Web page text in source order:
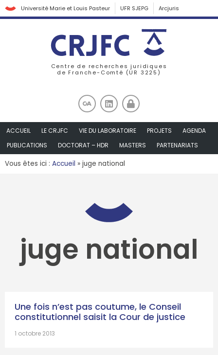
Université Marie et Louis Pasteur UFR SJEPG Arcjuris
Centre de recherches juridiques
de Franche-Comté (UR 3225)
ACCUEIL LE CRJFC VIE DU LABORATOIRE PROJETS
AGENDA
PUBLICATIONS
DOCTORAT – HDR MASTERS PARTENARIATS
Vous êtes ici : Accueil » juge national
juge national
Une fois n’est pas coutume, le Conseil
constitutionnel saisit la Cour de justice
1 octobre 2013